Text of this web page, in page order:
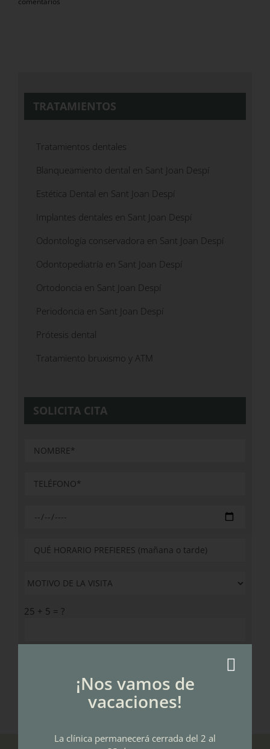
TRATAMIENTOS
Tratamientos dentales
Blanqueamiento dental en Sant Joan Despí
Estética Dental en Sant Joan Despí
Implantes dentales en Sant Joan Despí
Odontología conservadora en Sant Joan Despí
Odontopediatría en Sant Joan Despí
Ortodoncia en Sant Joan Despí
Periodoncia en Sant Joan Despí
Prótesis dental
Tratamiento bruxismo y ATM
SOLICITA CITA
25 + 5 = ?
¡Nos vamos de
vacaciones!
La clínica permanecerá cerrada del 2 al